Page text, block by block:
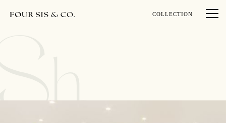
COLLECTION